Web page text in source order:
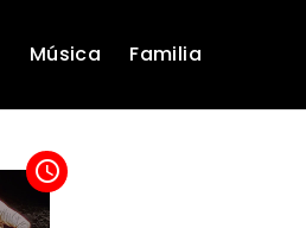
Música Familia
access_time